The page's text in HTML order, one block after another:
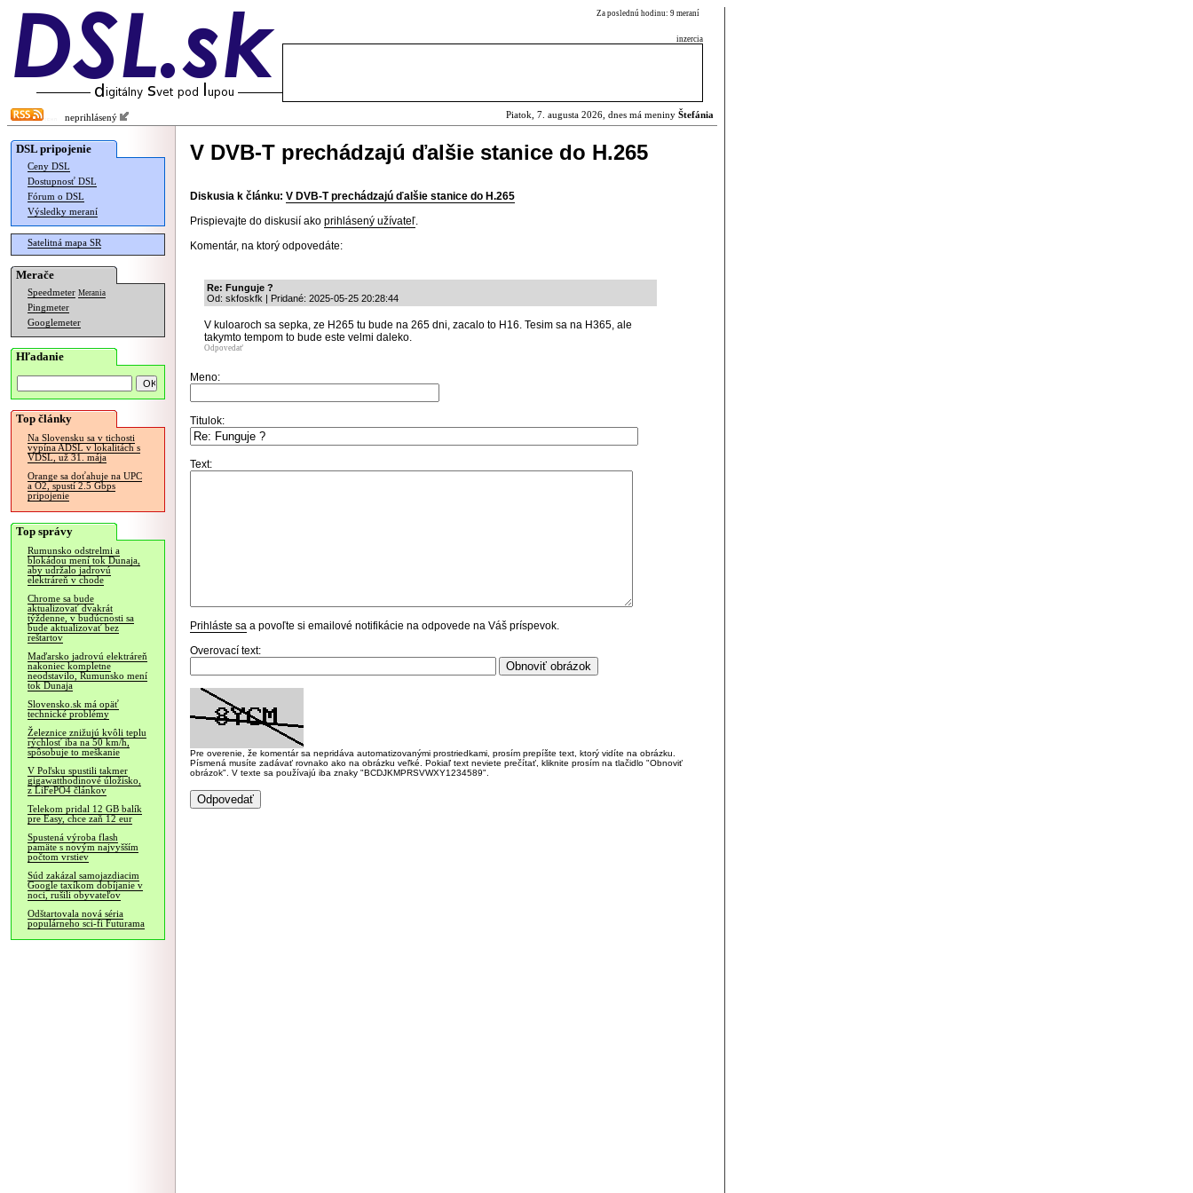
Za poslednú hodinu: 9 meraní
inzercia
neprihlásený Piatok, 7. augusta 2026, dnes má meniny Štefánia
DSL pripojenie
Ceny DSL
Dostupnosť DSL
Fórum o DSL
Výsledky meraní
Satelitná mapa SR
Merače
Speedmeter Merania
Pingmeter
Googlemeter
Hľadanie
Top články
Na Slovensku sa v tichosti
vypína ADSL v lokalitách s
VDSL, už 31. mája
Orange sa doťahuje na UPC
a O2, spustí 2.5 Gbps
pripojenie
Top správy
Rumunsko odstrelmi a
blokádou mení tok Dunaja,
aby udržalo jadrovú
elektráreň v chode
Chrome sa bude
aktualizovať dvakrát
týždenne, v budúcnosti sa
bude aktualizovať bez
reštartov
Maďarsko jadrovú elektráreň
nakoniec kompletne
neodstavilo, Rumunsko mení
tok Dunaja
Slovensko.sk má opäť
technické problémy
Železnice znižujú kvôli teplu
rýchlosť iba na 50 km/h,
spôsobuje to meškanie
V Poľsku spustili takmer
gigawatthodinové úložisko,
z LiFePO4 článkov
Telekom pridal 12 GB balík
pre Easy, chce zaň 12 eur
Spustená výroba flash
pamäte s novým najvyšším
počtom vrstiev
Súd zakázal samojazdiacim
Google taxíkom dobíjanie v
noci, rušili obyvateľov
Odštartovala nová séria
populárneho sci-fi Futurama
V DVB-T prechádzajú ďalšie stanice do H.265
Diskusia k článku: V DVB-T prechádzajú ďalšie stanice do H.265
Prispievajte do diskusií ako prihlásený užívateľ.
Komentár, na ktorý odpovedáte:
Re: Funguje ?
Od: skfoskfk | Pridané: 2025-05-25 20:28:44
V kuloaroch sa sepka, ze H265 tu bude na 265 dni, zacalo to H16. Tesim sa na H365, ale
takymto tempom to bude este velmi daleko.
Odpovedať
Meno:
Titulok:
Text:
Prihláste sa a povoľte si emailové notifikácie na odpovede na Váš príspevok.
Overovací text:
Pre overenie, že komentár sa nepridáva automatizovanými prostriedkami, prosím prepíšte text, ktorý vidíte na obrázku.
Písmená musíte zadávať rovnako ako na obrázku veľké. Pokiaľ text neviete prečítať, kliknite prosím na tlačidlo "Obnoviť
obrázok". V texte sa používajú iba znaky "BCDJKMPRSVWXY1234589".